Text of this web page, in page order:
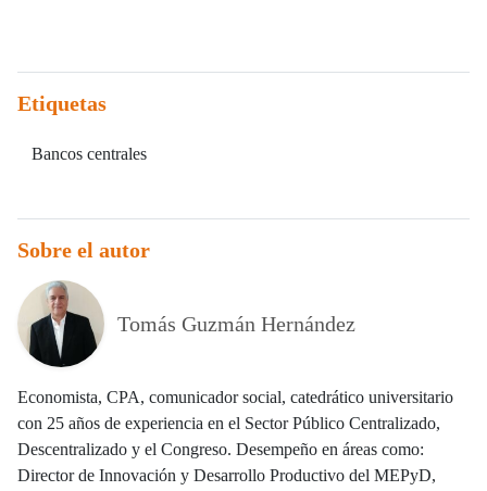
Etiquetas
Bancos centrales
Sobre el autor
Tomás Guzmán Hernández
Economista, CPA, comunicador social, catedrático universitario
con 25 años de experiencia en el Sector Público Centralizado,
Descentralizado y el Congreso. Desempeño en áreas como:
Director de Innovación y Desarrollo Productivo del MEPyD,